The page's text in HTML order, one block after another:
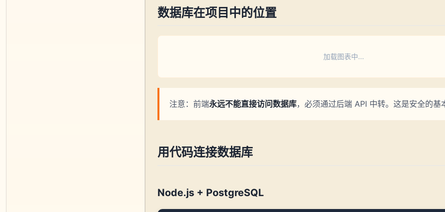
数据库在项目中的位置
加载图表中...
注意：前端永远不能直接访问数据库，必须通过后端 API 中转。这是安全的基
用代码连接数据库
Node.js + PostgreSQL